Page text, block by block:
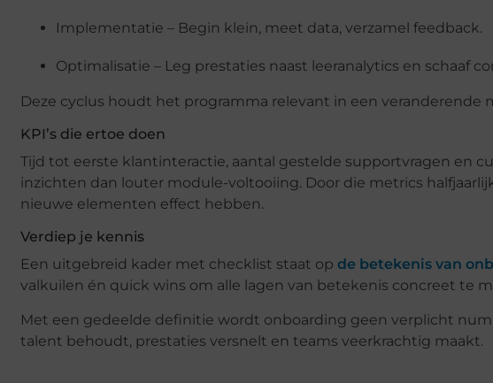
Implementatie – Begin klein, meet data, verzamel feedback.
Optimalisatie – Leg prestaties naast leer­analytics en schaaf
Deze cyclus houdt het programma relevant in een veranderende
KPI’s die ertoe doen
Tijd tot eerste klant­interactie, aantal gestelde support­vragen en
inzichten dan louter module-voltooiing. Door die metrics
nieuwe elementen effect hebben.
Verdiep je kennis
Een uitgebreid kader met checklist staat op de betekenis van
valkuilen én quick wins om alle lagen van betekenis concreet te
Met een gedeelde definitie wordt onboarding geen verplicht
talent behoudt, prestaties versnelt en teams veerkrachtig maakt.